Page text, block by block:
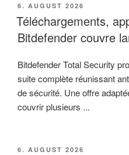
VERÖFFENTLICHT
AM
6. AUGUST 2026
Téléchargements,
Bitdefender couvre
Bitdefender Total Security
suite complète réunissant
de sécurité. Une offre
couvrir plusieurs ...
VERÖFFENTLICHT
6. AUGUST 2026